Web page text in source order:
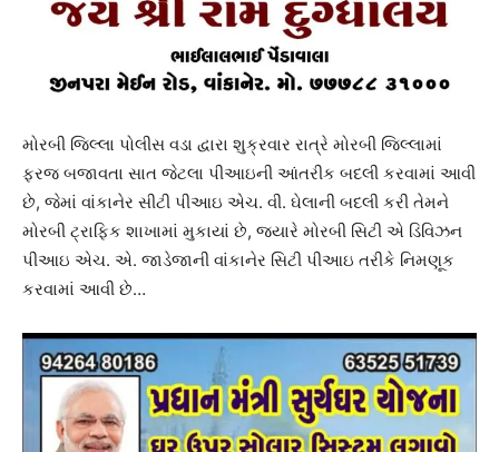
મોરબી જિલ્લા પોલીસ વડા દ્વારા શુક્રવાર રાત્રે મોરબી જિલ્લામાં
ફરજ બજાવતા સાત જેટલા પીઆઇની આંતરીક બદલી કરવામાં આવી
છે, જેમાં વાંકાનેર સીટી પીઆઇ એચ. વી. ઘેલાની બદલી કરી તેમને
મોરબી ટ્રાફિક શાખામાં મુકાયાં છે, જ્યારે મોરબી સિટી એ ડિવિઝન
પીઆઇ એચ. એ. જાડેજાની વાંકાનેર સિટી પીઆઇ તરીકે નિમણૂક
કરવામાં આવી છે…